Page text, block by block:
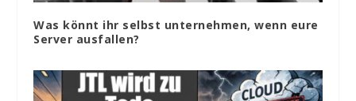
Was könnt ihr selbst unternehmen, wenn eure
Server ausfallen?